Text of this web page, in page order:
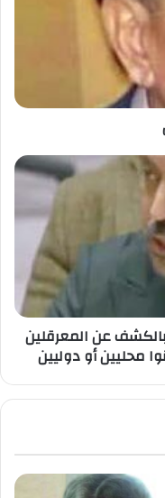
بالكشف عن المعرقلين
محليين أو دوليين